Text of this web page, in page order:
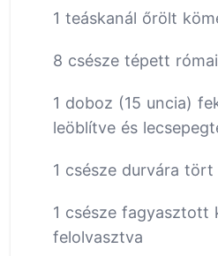
1 teáskanál őrölt
8 csésze tépett
1 doboz (15 uncia)
leöblítve és
1 csésze durvára
1 csésze fagyasztott
felolvasztva